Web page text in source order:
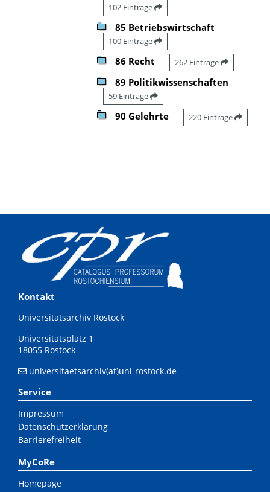
102 Einträge
85 Betriebswirtschaft
100 Einträge
86 Recht 262 Einträge
89 Politikwissenschaften
59 Einträge
90 Gelehrte 220 Einträge
Kontakt
Universitätsarchiv Rostock
Universitätsplatz 1
18055 Rostock
universitaetsarchiv(at)uni-rostock.de
Service
Impressum
Datenschutzerklärung
Barrierefreiheit
MyCoRe
Homepage